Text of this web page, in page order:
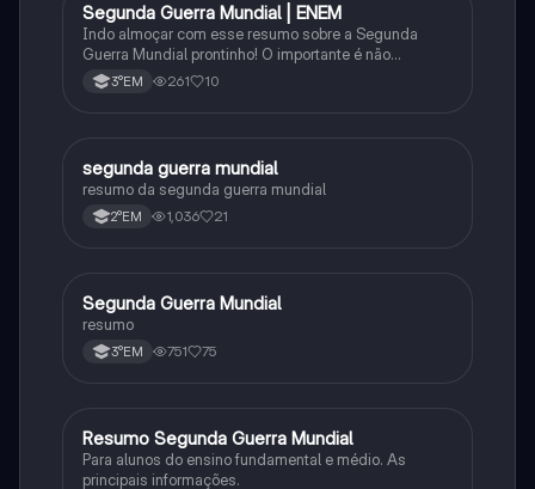
História
Segunda Guerra Mundial | ENEM
Indo almoçar com esse resumo sobre a Segunda
Guerra Mundial prontinho! O importante é não
desanimar. #segundaguerramundial
#idadecontemporanea #historiageral #história #enem
3°EM 261 10
História
segunda guerra mundial
resumo da segunda guerra mundial
2°EM 1,036 21
História
Segunda Guerra Mundial
resumo
3°EM 751 75
História
Resumo Segunda Guerra Mundial
Para alunos do ensino fundamental e médio. As
principais informações.